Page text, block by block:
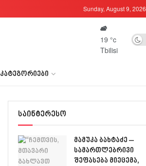
Sunday, August 9, 2026
19 °c
Tbilisi
ᲙᲐᲢᲔᲒᲝᲠᲘᲔᲑᲘ
საინტერესო
მამუკა ბახტაძე –
სამართლებრივი
შეფასება მიეცემა,